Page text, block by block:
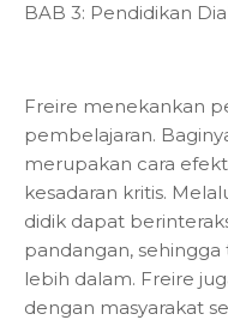
BAB 3: Pendidikan
Freire menekankan
pembelajaran.
merupakan cara
kesadaran kritis.
didik dapat
pandangan,
lebih dalam. Freire
dengan masyarakat